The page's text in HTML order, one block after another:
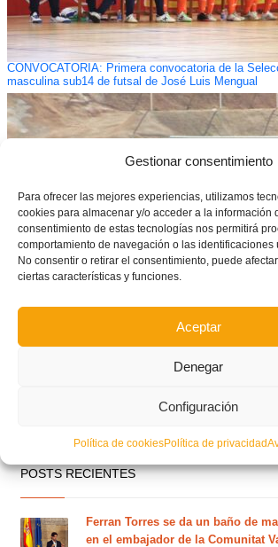
Gestionar consentimiento
Para ofrecer las mejores experiencias, utilizamos
cookies para almacenar y/o acceder a la información
consentimiento de estas tecnologías nos permitirá
comportamiento de navegación o las identificaciones
No consentir o retirar el consentimiento, puede
ciertas características y funciones.
Aceptar
Denegar
Configuración
Política de cookiesPolítica de privacidad
CONVOCATORIA: Primera convocatoria de la
masculina sub14 de futsal de José Luis Mengual
Los grupos 5 y 6 completan la Segunda Regional
POSTS RECIENTES
Ferran Torres se da un baño de
en el embajador de la Comunitat